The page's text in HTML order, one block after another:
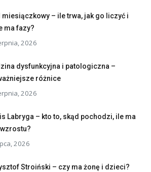
miesiączkowy – ile trwa, jak go liczyć i
ma fazy?
2026
dysfunkcyjna i patologiczna –
różnice
2026
Labryga – kto to, skąd pochodzi, ile ma
wzrostu?
2026
Stroiński – czy ma żonę i dzieci?